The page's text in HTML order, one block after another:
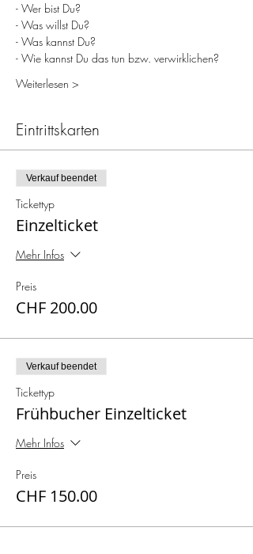
- Wer bist Du?
- Was willst Du?
- Was kannst Du?
- Wie kannst Du das tun bzw. verwirklichen?
Weiterlesen >
Eintrittskarten
Verkauf beendet
Tickettyp
Einzelticket
Mehr Infos
Preis
CHF 200.00
Verkauf beendet
Tickettyp
Frühbucher Einzelticket
Mehr Infos
Preis
CHF 150.00